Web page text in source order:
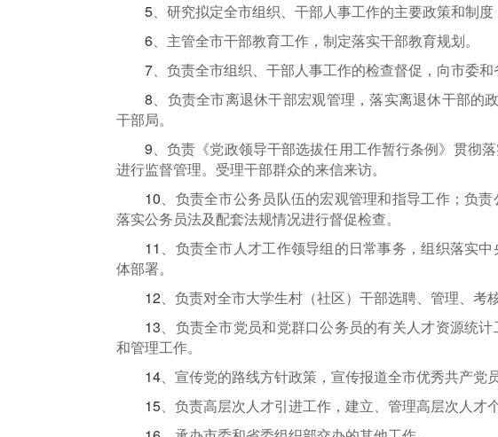
5、研究拟定全市组织、干部人事工作的主要政策和制度
6、主管全市干部教育工作，制定落实干部教育规划。
7、负责全市组织、干部人事工作的检查督促，向市委和
8 、负责全市离退休干部宏观管理，落实离退休干部的
干部局。
9 、负责《党政领导干部选拔任用工作暂行条例》贯彻
进行监督管理。受理干部群众的来信来访。
10 、负责全市公务员队伍的宏观管理和指导工作；负
落实公务员法及配套法规情况进行督促检查。
11
、负责全市人才工作领导组的日常事务，组织落实
体部署。
12、负责对全市大学生村（社区）干部选聘、管理、考
13 、负责全市党员和党群口公务员的有关人才资源统
和管理工作。
14、宣传党的路线方针政策，宣传报道全市优秀共
15、负责高层次人才引进工作，建立、管理高层次人才